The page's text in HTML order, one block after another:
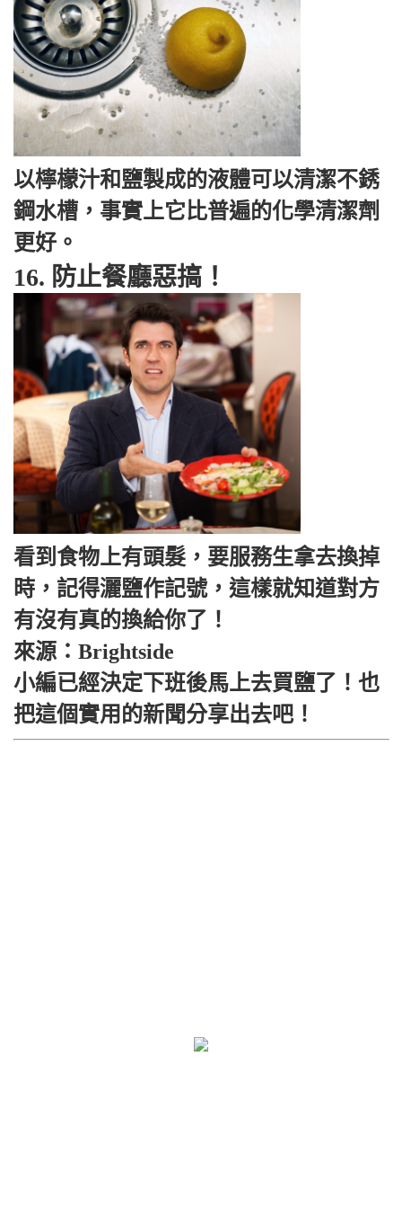
以檸檬汁和鹽製成的液體可以清潔不銹
鋼水槽，事實上它比普遍的化學清潔劑
更好。
16. 防止餐廳惡搞！
看到食物上有頭髮，要服務生拿去換掉
時，記得灑鹽作記號，這樣就知道對方
有沒有真的換給你了！
來源：Brightside
小編已經決定下班後馬上去買鹽了！ 也
把這個實用的新聞分享出去吧！